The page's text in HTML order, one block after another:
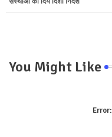
You Might Like
Error: